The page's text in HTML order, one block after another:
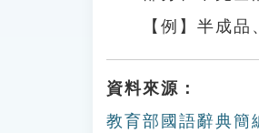
【例】半成
資料來源：
教育部國語辭典簡